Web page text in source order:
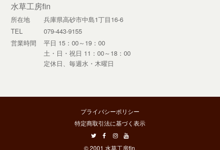
水草工房fin
所在地
兵庫県高砂市中島1丁目16-6
TEL
079-443-9155
営業時間
平日 15：00～19：00
土・日・祝日 11：00～18：00
定休日、毎週水・木曜日
プライバシーポリシー
特定商取引法に基づく表示
twitter facebookinstagram
© 2001 水草工房fin.